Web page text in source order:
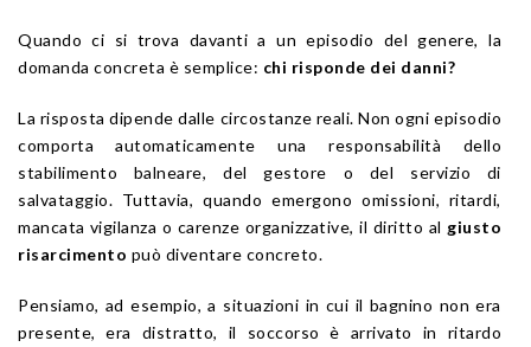
Quando ci si trova davanti a un episodio del genere, la
domanda concreta è semplice: chi risponde dei danni?
La risposta dipende dalle circostanze reali. Non ogni episodio
comporta automaticamente una responsabilità dello
stabilimento balneare, del gestore o del servizio di
salvataggio. Tuttavia, quando emergono omissioni, ritardi,
mancata vigilanza o carenze organizzative, il diritto al giusto
risarcimento può diventare concreto.
Pensiamo, ad esempio, a situazioni in cui il bagnino non era
presente, era distratto, il soccorso è arrivato in ritardo